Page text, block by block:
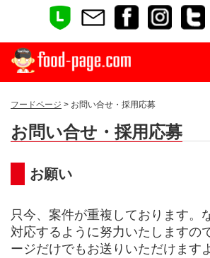
フードページ > お問い合せ・採用応募
お問い合せ・採用応募
お願い
只今、案件が重複しております。
対応するように努力いたしますの
ージだけでもお送りいただけます